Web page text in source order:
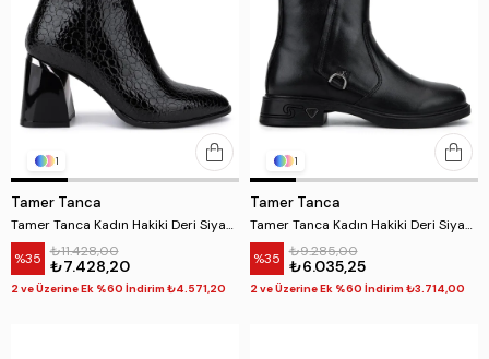
1
Tamer Tanca
Tamer Tanca Kadın Hakiki Deri Siyah Topuklu Bot
%35 ₺7.428,20
₺11.428,00
2 ve Üzerine Ek %60 İndirim ₺4.571,20
1
Tamer Tanca
Tamer Tanca Kadın Hakiki Deri Siyah Deri Topuklu Bot
%35 ₺6.035,25
₺9.285,00
2 ve Üzerine Ek %60 İndirim ₺3.714,00